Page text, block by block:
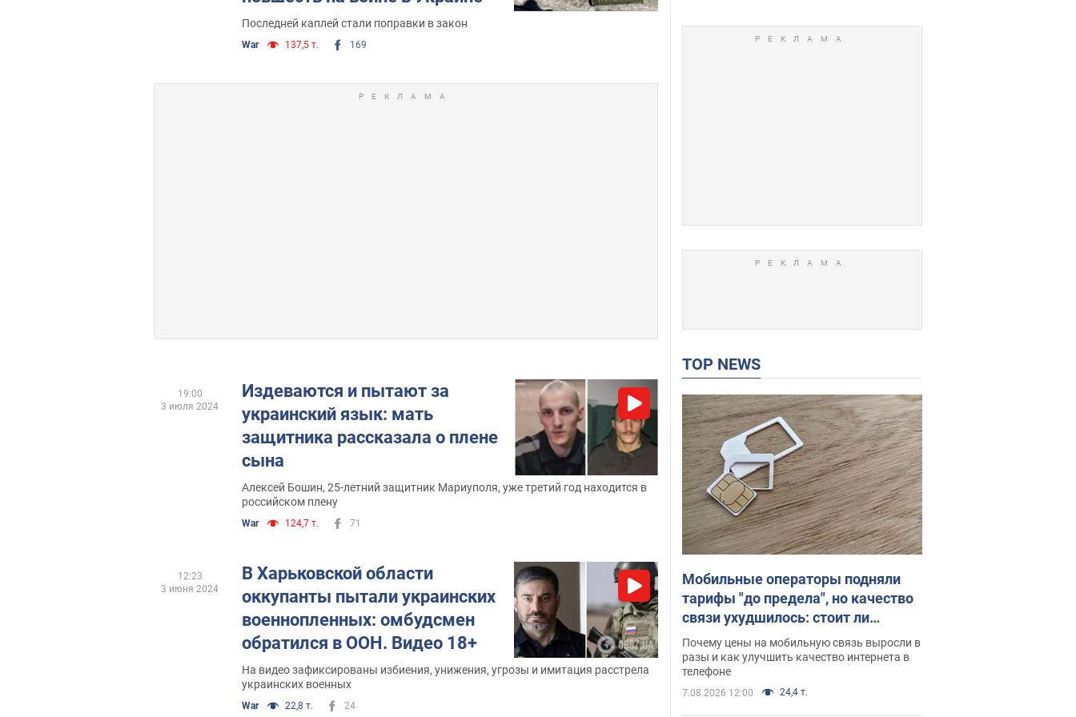
Последней каплей стали поправки в закон
War 137,5 т. 169
Издеваются и пытают за
украинский язык: мать
защитника рассказала о плене
сына
Алексей Бошин, 25-летний защитник Мариуполя, уже третий год находится в
российском плену
War 124,7 т. 71
19:00
3 июля 2024
В Харьковской области
оккупанты пытали украинских
военнопленных: омбудсмен
обратился в ООН. Видео 18+
На видео зафиксированы избиения, унижения, угрозы и имитация расстрела
украинских военных
War 22,8 т. 24
12:23
3 июня 2024
TOP NEWS
Мобильные операторы подняли
тарифы "до предела", но качество
связи ухудшилось: стоит ли
жаловаться на цены
Почему цены на мобильную связь выросли в
разы и как улучшить качество интернета в
телефоне
7.08.2026 12:00 24,4 т.